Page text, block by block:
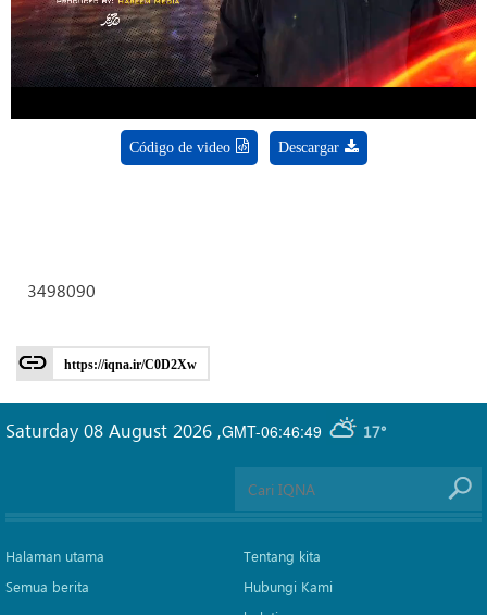
Video
Código de video Descargar
3498090
https://iqna.ir/C0D2Xw
GMT-06:46:49 17°
Saturday 08 August 2026 ,
Halaman utama
Semua berita
Tentang kita
Hubungi Kami